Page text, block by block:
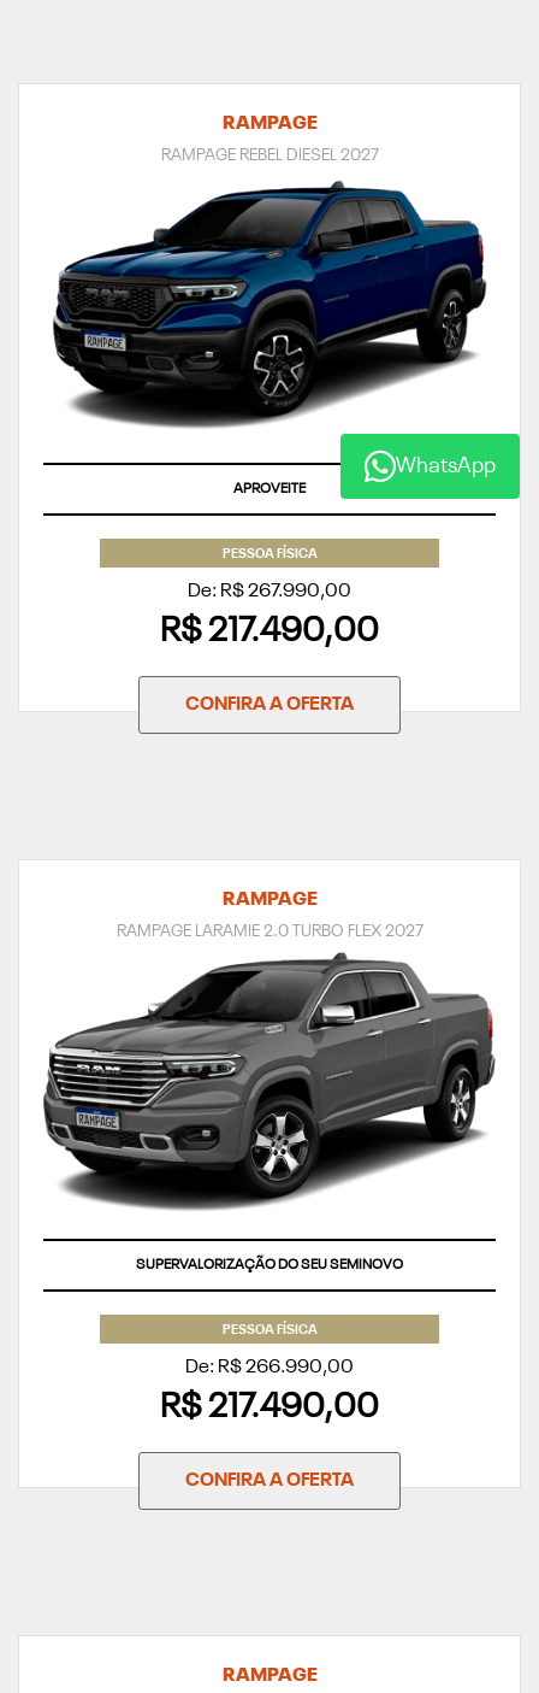
RAMPAGE
RAMPAGE REBEL DIESEL 2027
ÚLTIMAS UNIDADES
PESSOA FÍSICA
De: R$ 267.990,00
R$ 217.490,00
CONFIRA A OFERTA
RAMPAGE
RAMPAGE LARAMIE 2.0 TURBO FLEX 2027
SUPERVALORIZAÇÃO DO SEU SEMINOVO
PESSOA FÍSICA
De: R$ 266.990,00
R$ 217.490,00
CONFIRA A OFERTA
RAMPAGE
WhatsApp